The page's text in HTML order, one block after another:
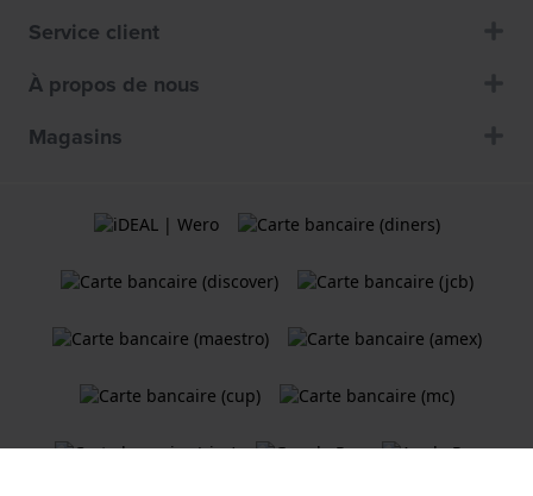
Service client
À propos de nous
Magasins